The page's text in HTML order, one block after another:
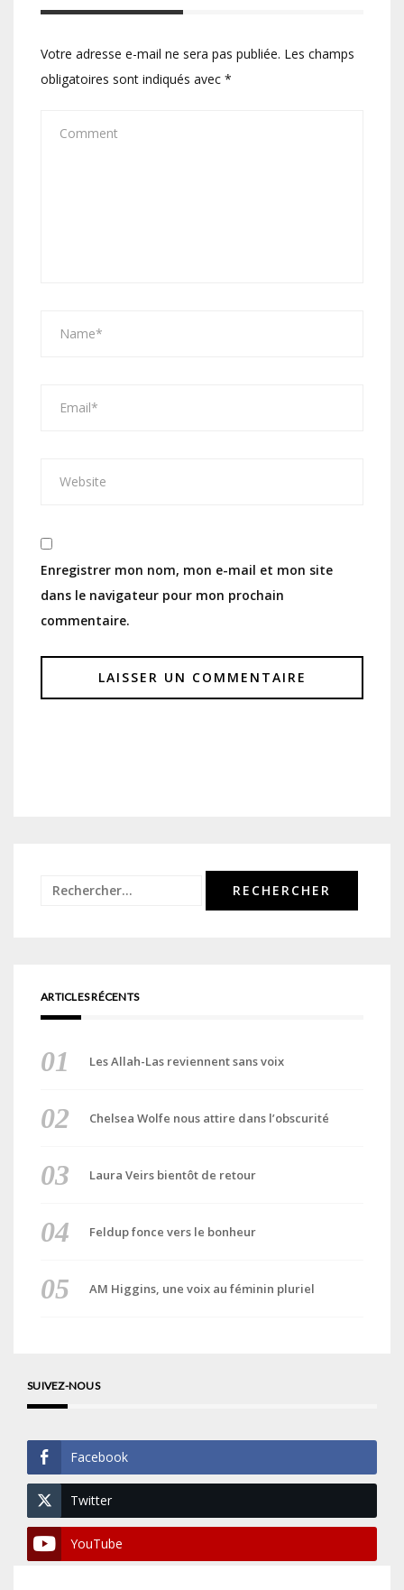
Votre adresse e-mail ne sera pas publiée. Les champs
obligatoires sont indiqués avec *
Enregistrer mon nom, mon e-mail et mon site
dans le navigateur pour mon prochain
commentaire.
Rechercher :
ARTICLES RÉCENTS
Les Allah-Las reviennent sans voix
Chelsea Wolfe nous attire dans l’obscurité
Laura Veirs bientôt de retour
Feldup fonce vers le bonheur
AM Higgins, une voix au féminin pluriel
SUIVEZ-NOUS
Facebook
Twitter
YouTube